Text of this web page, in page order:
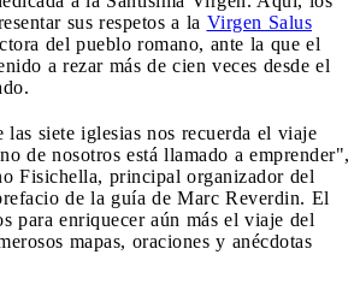
sus respetos a la Virgen Salus
del pueblo romano, ante la que el
a rezar más de cien veces desde el
siete iglesias nos recuerda el viaje
de nosotros está llamado a emprender",
Fisichella, principal organizador del
de la guía de Marc Reverdin. El
para enriquecer aún más el viaje del
mapas, oraciones y anécdotas